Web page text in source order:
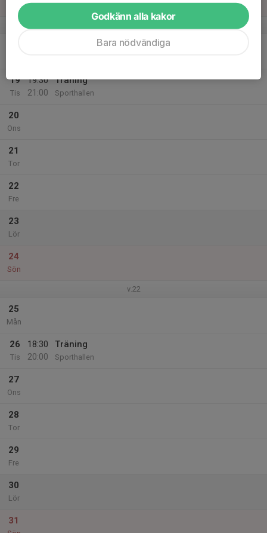
19
Tis
19:30
21:00
Träning
Sporthallen
20
Ons
21
Tor
22
Fre
23
Lör
24
Sön
v.22
25
Mån
26
Tis
18:30
20:00
Träning
Sporthallen
27
Ons
28
Tor
29
Fre
30
Lör
31
Godkänn alla kakor
Bara nödvändiga